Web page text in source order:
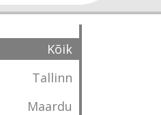
Kõik
Tallinn
Maardu